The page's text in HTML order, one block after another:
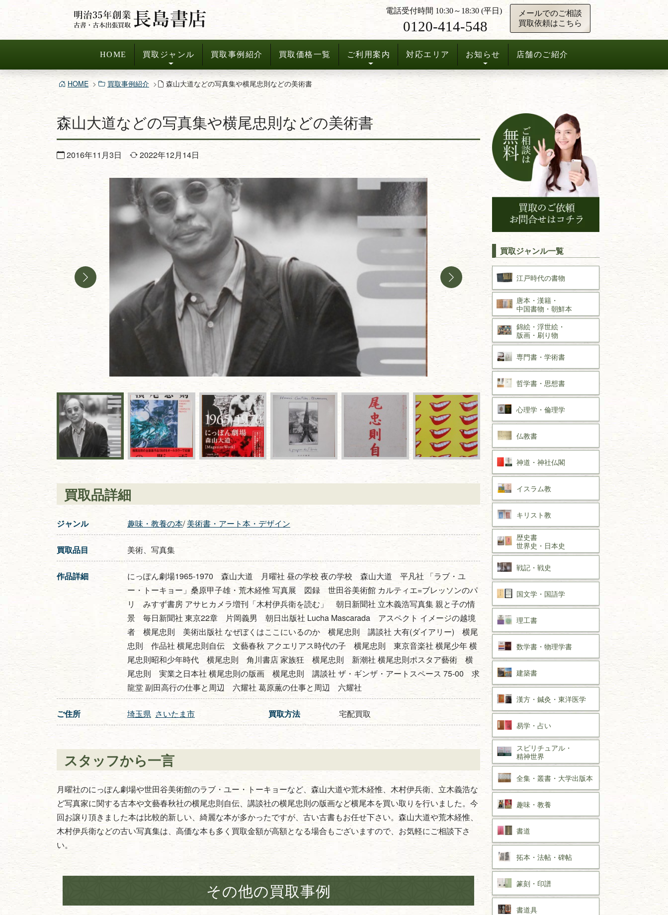
へ
HOME 買取ジャンル 買取事例紹介 買取価格一覧 ご利用案内 対応エリア お知らせ 店舗のご紹介
電話受付時間 10:30～18:30 (平日)
0120-414-548
メールでのご相談
買取依頼はこちら
HOME 買取事例紹介 森山大道などの写真集や横尾忠則などの美術書
森山大道などの写真集や横尾忠則などの美術書
2016年11月3日 2022年12月14日
買取品詳細
ジャンル 趣味・教養の本/美術書・アート本・デザイン
買取品目 美術、写真集
作品詳細
にっぽん劇場1965-1970 森山大道 月曜社 昼の学校 夜の学校 森山大道 平凡社 「ラブ・ユ
ー・トーキョー」桑原甲子雄・荒木経惟 写真展 図録 世田谷美術館 カルティエ=ブレッソンのパ
リ みすず書房 アサヒカメラ増刊「木村伊兵衛を読む」 朝日新聞社 立木義浩写真集 親と子の情
景 毎日新聞社 東京22章 片岡義男 朝日出版社 Lucha Mascarada アスペクト イメージの越境
者 横尾忠則 美術出版社 なぜぼくはここにいるのか 横尾忠則 講談社 大有(ダイアリー) 横尾
忠則 作品社 横尾忠則自伝 文藝春秋 アクエリアス時代の子 横尾忠則 東京音楽社 横尾少年 横
尾忠則昭和少年時代 横尾忠則 角川書店 家族狂 横尾忠則 新潮社 横尾忠則ポスタア藝術 横
尾忠則 実業之日本社 横尾忠則の版画 横尾忠則 講談社 ザ・ギンザ・アートスペース 75-00 求
龍堂 副田高行の仕事と周辺 六耀社 葛原薫の仕事と周辺 六耀社
ご住所 埼玉県 さいたま市 買取方法 宅配買取
スタッフから一言
月曜社のにっぽん劇場や世田谷美術館のラブ・ユー・トーキョーなど、森山大道や荒木経惟、木村伊兵衛、立木義浩な
ど写真家に関する古本や文藝春秋社の横尾忠則自伝、講談社の横尾忠則の版画など横尾本を買い取りを行いました。今
回お譲り頂きました本は比較的新しい、綺麗な本が多かったですが、古い古書もお任せ下さい。森山大道や荒木経惟、
木村伊兵衛などの古い写真集は、高価な本も多く買取金額が高額となる場合もございますので、お気軽にご相談下さ
い。
その他の買取事例
買取ジャンル一覧
江戸時代の書物
唐本・漢籍・
中国書物・朝鮮本
錦絵・浮世絵・
版画・刷り物
専門書・ 学術書
哲学書・思想書
心理学・倫理学
仏教書
神道・神社仏閣
イスラム教
キリスト教
歴史書
世界史・ 日本史
戦記・戦史
国文学・ 国語学
理工書
数学書・ 物理学書
建築書
漢方・ 鍼灸・ 東洋医学
易学・ 占い
スピリチュアル・
精神世界
全集・ 叢書・ 大学出版本
趣味・ 教養
書道
拓本・法帖・ 碑帖
篆刻・印譜
書道具